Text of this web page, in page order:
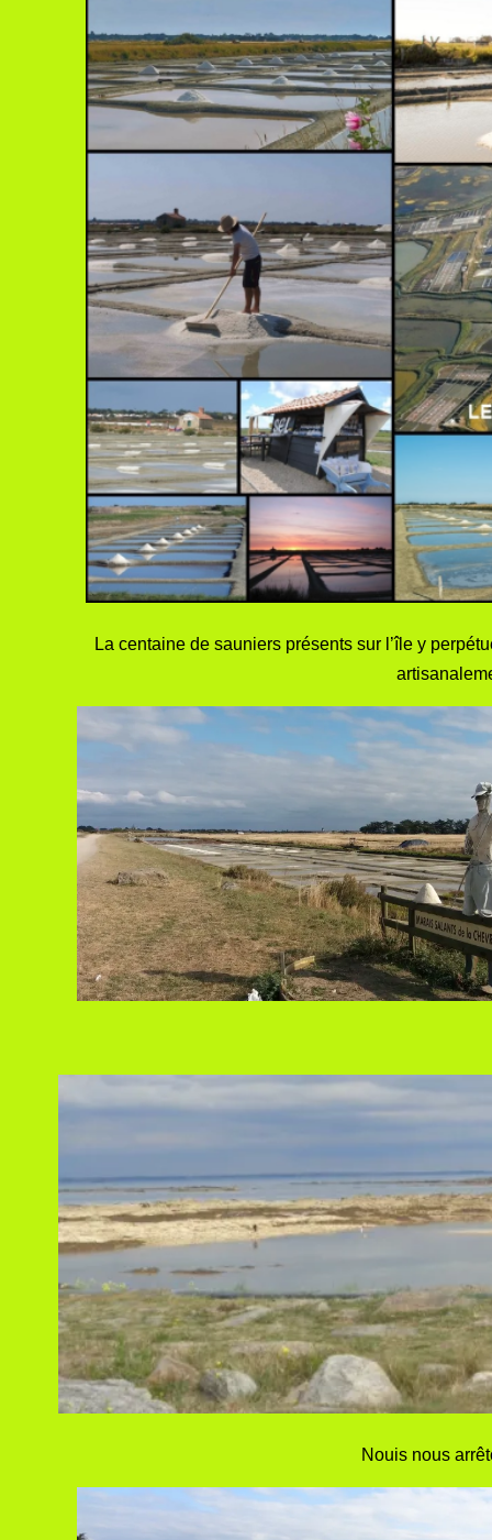
La centaine de sauniers présents sur l’île y
Nouis nous